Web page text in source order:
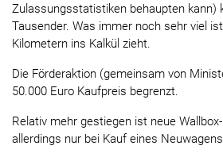
Zulassungsstatistiken behaupten
Tausender. Was immer noch sehr viel
Kilometern ins Kalkül zieht.
Die Förderaktion (gemeinsam von
50.000 Euro Kaufpreis begrenzt.
Relativ mehr gestiegen ist neue
allerdings nur bei Kauf eines